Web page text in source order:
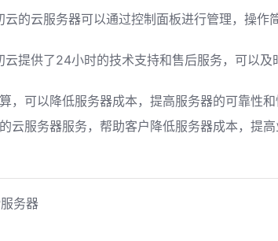
的云服务器可以通过控制面板进行管理，操作
提供了24小时的技术支持和售后服务，可以及
，可以降低服务器成本，提高服务器的可靠性
云服务器服务，帮助客户降低服务器成本，提高
务器